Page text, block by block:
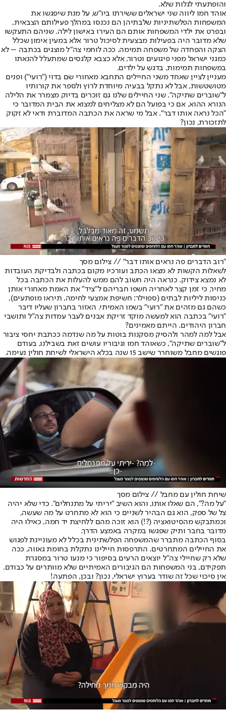
והופתעתי לגלות שלא.
אוהד חמו ליווה שני ישראלים ששירתו ביו"ש, על מנת שיפגשו את
המשפחות הפלשתיניות שלבתיהן הם נכנסו במהלך פעילותם הצבאית,
ובפרט את ילדי המשפחות אותם הם העירו באישון לילה. שניהם התעקשו
שלא מדובר היה בפעילות מבצעית לסיכול טרור אלא במעין אימון שכלל
הצקה והפחדה של משפחה תמימה. ככה לוחמי צה"ל מוצגים בכתבה – לא
כמגני ישראל מפני פיגועים וטרור, אלא כצבא קלגסים שמתעלל להנאתו
במשפחות תמימות, בדגש על ילדים.
מעניין לציין שאחד משני החיילים התחבא מאחורי שם בדוי ("רועי") ופנים
מטושטשות, אבל לא נתקל בבעיה מיוחדת לרוץ ולספר את קורותיו
ל"שוברים שתיקה". שני החיילים שלנו גם זוכרים בדיוק מצמרר את הלילה
הנורא ההוא, אם כי בפועל הם לא מצליחים למצוא את הבית המדובר כי
"הכל נראה אותו דבר". אבל מי שראה את הכתבה המדוברת ודאי לא זקוק
לתזכורת, נכון?
"רוב הדברים פה נראים אותו דבר" // צילום מסך
לשאלות הקשות לא מצאו הכתב ועורכיו מקום בכתבה ולבדיקת העובדות
לא נמצא צידוק. כנראה היה חשוב להם ממש להעלות את הכתבה בכל
מחיר, כי זמן קצר לאחריה חשפו חבריהם ל"ציד" את האמת מאחורי אותן
כניסות ליליות לבתים (ספוילר: חשיפת אמצעי לחימה, תיראו מופתעים),
כשהם גם מזהים את "רועי" בשמו האמיתי. האזור בחברון שעליו דיבר
"רועי" בכתבה הוא למעשה מוקד זריקת אבנים לעבר עמדות צה"ל ותושבי
חברון היהודים. הייתם מאמינים?
אבל למה למהר ולהסיק מסקנות בוטות על מה שנדמה ככתבת יחסי ציבור
ל"שוברים שתיקה", כשאוהד חמו וגיבוריו עושים זאת בשבילנו, בעודם
פוגשים מחבל משוחרר שישב 15 שנה בכלא הישראלי לשיחת חולין נעימה.
שיחת חולין עם מחבל // צילום מסך
"על מה?", הם שאלו אותו, והוא השיב "יריתי על מתנחלים". כדי שלא יהיה
צל של ספק, הוא גם הבהיר לשניים כי הוא לא מתחרט על מה שעשה,
וכמתבקש מהסיטואציה (?!) הוא זוכה מהם ללחיצת יד חמה, כאילו היה
מדובר בחבר ותיק שפגשו במקרה באמצע הדרך.
בסוף הכתבה מתברר שהמשפחה הפלשתינית בכלל לא מעוניינת לפגוש
את החיילים המתחרטים. התרפסות חיילינו נתקלת בחומת גאווה, ככה
שלא רק שחיילי צה"ל יוצאים הרעים בסיפור כי מנעו טרור במסגרת
תפקידם, בני המשפחות הם הגיבורים האמיתיים שלא מוותרים על כבודם.
אין סיכוי שכל זה שודר בערוץ ישראלי, נכון? ובכן, הפתעה!